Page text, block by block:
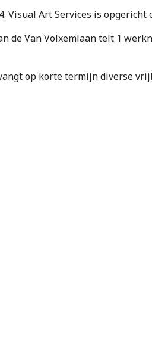
Visual Art Services is opgericht
de Van Volxemlaan telt 1
op korte termijn diverse